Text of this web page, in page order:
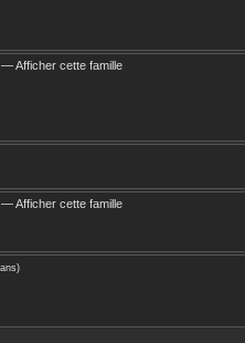
—Afficher cette famille
—Afficher cette famille